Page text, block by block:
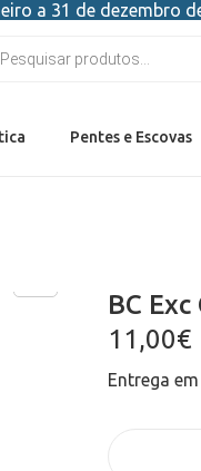
a 31 de dezembro
Pentes e Escovas
BC
11,00€
Entrega